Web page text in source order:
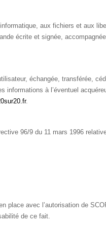
aux fichiers et aux
écrite et signée,
échangée, transférée,
à l’éventuel
.
96/9 du 11 mars 1996
avec l’autorisation de
de ce fait.